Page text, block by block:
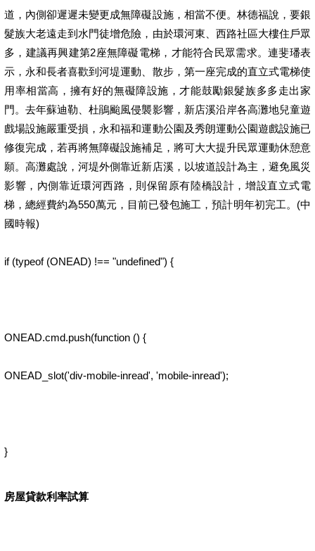
道，內側卻遲遲未變更成無障礙設施，相當不便。林德福說，要銀
髮族大老遠走到水門徒增危險，由於環河東、西路社區大樓住戶眾
多，建議再興建第2座無障礙電梯，才能符合民眾需求。連斐璠表
示，永和長者喜歡到河堤運動、散步，第一座完成的直立式電梯使
用率相當高，擁有好的無礙障設施，才能鼓勵銀髮族多多走出家
門。去年蘇迪勒、杜鵑颱風侵襲影響，新店溪沿岸各高灘地兒童遊
戲場設施嚴重受損，永和福和運動公園及秀朗運動公園遊戲設施已
修復完成，若再將無障礙設施補足，將可大大提升民眾運動休憩意
願。高灘處說，河堤外側靠近新店溪，以坡道設計為主，避免風災
影響，內側靠近環河西路，則保留原有陸橋設計，增設直立式電
梯，總經費約為550萬元，目前已發包施工，預計明年初完工。(中
國時報)
if (typeof (ONEAD) !== "undefined") {
ONEAD.cmd.push(function () {
ONEAD_slot('div-mobile-inread', 'mobile-inread');
}
房屋貸款利率試算